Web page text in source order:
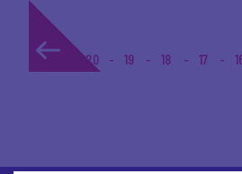
1... 20 19 18 17